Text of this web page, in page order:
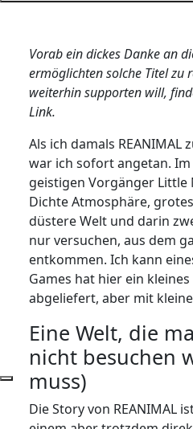
Vorab ein dickes Danke an
ermöglichten solche Titel zu
weiterhin supporten will,
Link.
Als ich damals REANIMAL
war ich sofort angetan.
geistigen Vorgänger Little
Dichte Atmosphäre,
düstere Welt und darin
nur versuchen, aus dem
entkommen. Ich kann
Games hat hier ein
abgeliefert, aber mit
Eine Welt, die
nicht besuchen
muss)
Die Story von REANIMAL